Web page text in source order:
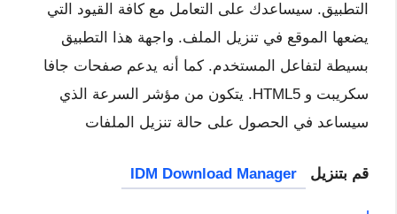
التطبيق. سيساعدك على التعامل مع كافة القيود التي
يضعها الموقع في تنزيل الملف. واجهة هذا التطبيق
بسيطة لتفاعل المستخدم. كما أنه يدعم صفحات جافا
سكريبت و HTML5. يتكون من مؤشر السرعة الذي
سيساعد في الحصول على حالة تنزيل الملفات
قم بتنزيل IDM Download Manager